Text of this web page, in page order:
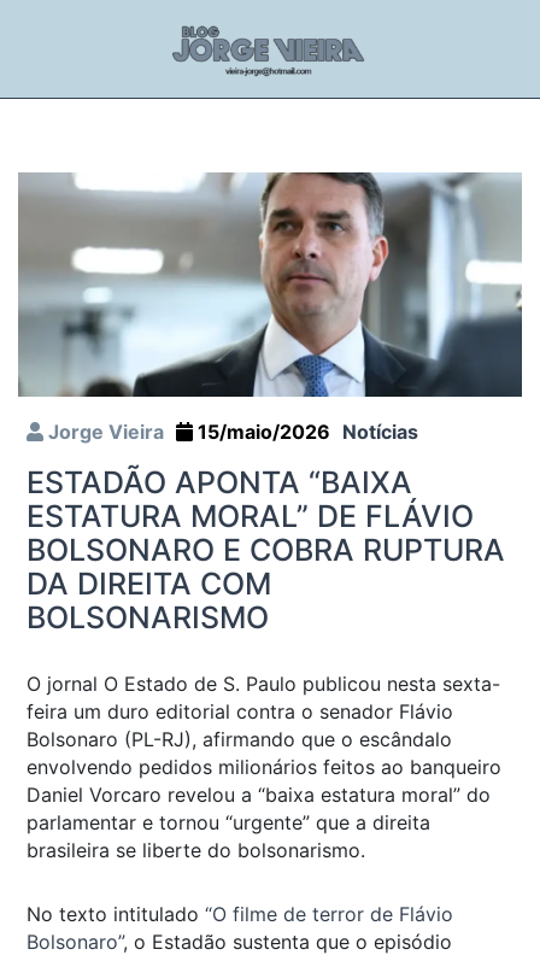
Jorge Vieira 15/maio/2026 Notícias
ESTADÃO APONTA “BAIXA
ESTATURA MORAL” DE FLÁVIO
BOLSONARO E COBRA RUPTURA
DA DIREITA COM
BOLSONARISMO
O jornal O Estado de S. Paulo publicou nesta sexta-
feira um duro editorial contra o senador Flávio
Bolsonaro (PL-RJ), afirmando que o escândalo
envolvendo pedidos milionários feitos ao banqueiro
Daniel Vorcaro revelou a “baixa estatura moral” do
parlamentar e tornou “urgente” que a direita
brasileira se liberte do bolsonarismo.
No texto intitulado “O filme de terror de Flávio
Bolsonaro”, o Estadão sustenta que o episódio